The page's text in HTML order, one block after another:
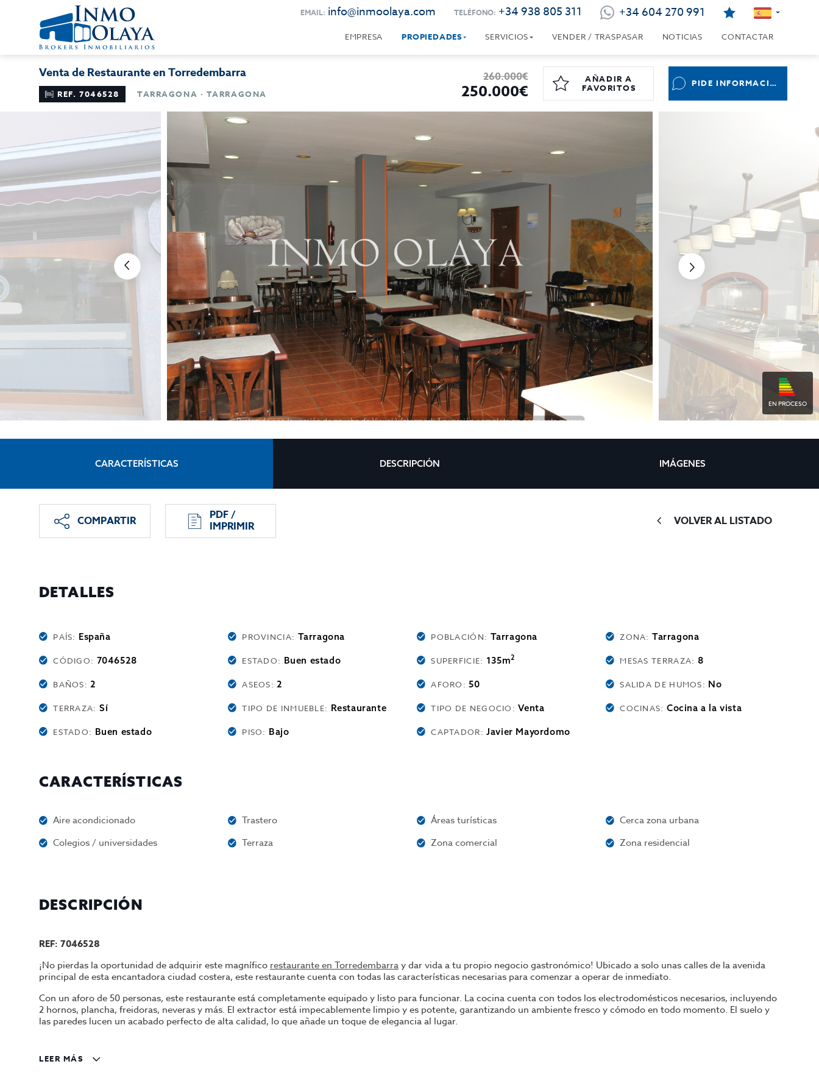
EMAIL: info@inmoolaya.com TELÉFONO: +34 938 805 311 +34 604 270 991
EMPRESA PROPIEDADES SERVICIOS VENDER / TRASPASAR NOTICIAS CONTACTAR
Venta de Restaurante en Torredembarra
REF. 7046528 TARRAGONA · TARRAGONA
260.000€
250.000€
AÑADIR A
FAVORITOS
PIDE INFORMACIÓN
EN PROCESO
CARACTERÍSTICAS DESCRIPCIÓN IMÁGENES
COMPARTIR PDF /
IMPRIMIR VOLVER AL LISTADO
DETALLES
PAÍS: España PROVINCIA: Tarragona POBLACIÓN: Tarragona ZONA:Tarragona
CÓDIGO: 7046528 ESTADO: Buen estado SUPERFICIE: 135m2 MESAS TERRAZA: 8
BAÑOS:2 ASEOS:2 AFORO:50 SALIDA DE HUMOS: No
TERRAZA: Sí TIPO DE INMUEBLE: Restaurante TIPO DE NEGOCIO:Venta COCINAS: Cocina a la vista
ESTADO: Buen estado PISO: Bajo CAPTADOR:Javier Mayordomo
CARACTERÍSTICAS
Aire acondicionado Trastero Áreas turísticas
Cerca zona urbana
Colegios / universidades
Terraza Zona comercial Zona residencial
DESCRIPCIÓN
REF: 7046528
¡No pierdas la oportunidad de adquirir este magnífico restaurante en Torredembarray dar vida a tu propio negocio gastronómico! Ubicado a solo unas calles de la avenida
principal de esta encantadora ciudad costera, este restaurante cuenta con todas las características necesarias para comenzar a operar de inmediato.
Con un aforo de 50 personas, este restaurante está completamente equipado y listo para funcionar. La cocina cuenta con todos los electrodomésticos necesarios, incluyendo
2 hornos, plancha, freidoras, neveras y más. El extractor está impecablemente limpio y es potente, garantizando un ambiente fresco y cómodo en todo momento. El suelo y
las paredes lucen un acabado perfecto de alta calidad, lo que añade un toque de elegancia al lugar.
de la posibilidad de instalar 8 mesas en la terraza. Los baños y el mobiliario se encuentran en perfecto estado, lo que garantiza una experiencia agradable para los clientes.
LEER MÁS